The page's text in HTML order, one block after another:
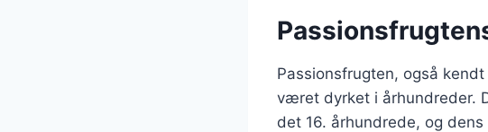
Passionsfrugten, også
været dyrket i århundreder.
det 16. århundrede, og